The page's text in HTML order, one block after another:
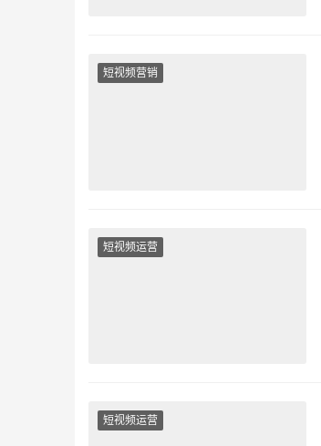
短视频营销
短视频运营
短视频运营